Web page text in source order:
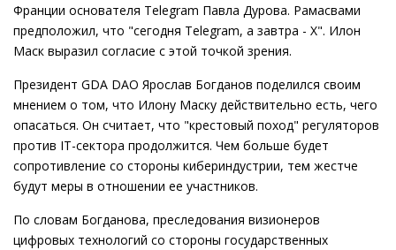
Франции основателя Telegram Павла Дурова. Рамасвами
предположил, что "сегодня Telegram, а завтра - X". Илон
Маск выразил согласие с этой точкой зрения.
Президент GDA DAO Ярослав Богданов поделился своим
мнением о том, что Илону Маску действительно есть, чего
опасаться. Он считает, что "крестовый поход" регуляторов
против IT-сектора продолжится. Чем больше будет
сопротивление со стороны кибериндустрии, тем жестче
будут меры в отношении ее участников.
По словам Богданова, преследования визионеров
цифровых технологий со стороны государственных